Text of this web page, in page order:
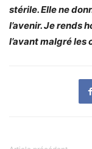
stérile. Elle ne
l’avenir. Je rends
l’avant malgré les